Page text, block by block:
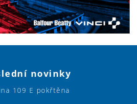
novinky
109 E pokřtěna